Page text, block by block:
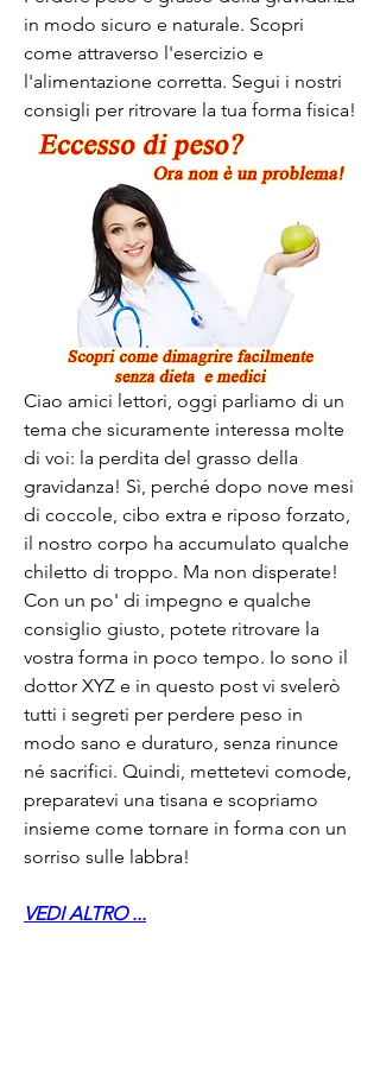
in modo sicuro e naturale. Scopri
come attraverso l'esercizio e
l'alimentazione corretta. Segui i nostri
consigli per ritrovare la tua forma fisica!
Ciao amici lettori, oggi parliamo di un
tema che sicuramente interessa molte
di voi: la perdita del grasso della
gravidanza! Sì, perché dopo nove mesi
di coccole, cibo extra e riposo forzato,
il nostro corpo ha accumulato qualche
chiletto di troppo. Ma non disperate!
Con un po' di impegno e qualche
consiglio giusto, potete ritrovare la
vostra forma in poco tempo. Io sono il
dottor XYZ e in questo post vi svelerò
tutti i segreti per perdere peso in
modo sano e duraturo, senza rinunce
né sacrifici. Quindi, mettetevi comode,
preparatevi una tisana e scopriamo
insieme come tornare in forma con un
sorriso sulle labbra!
VEDI ALTRO ...